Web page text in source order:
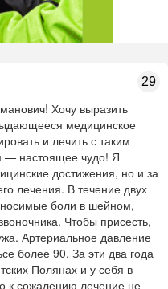
29
Хочу выразить
медицинское
и лечить с таким
— настоящее чудо! Я
достижения, но и за
лечения. В течение двух
боли в шейном,
Чтобы присесть,
Артериальное давление
более 90. За эти два года
Полянах и у себя в
к сожалению лечение не